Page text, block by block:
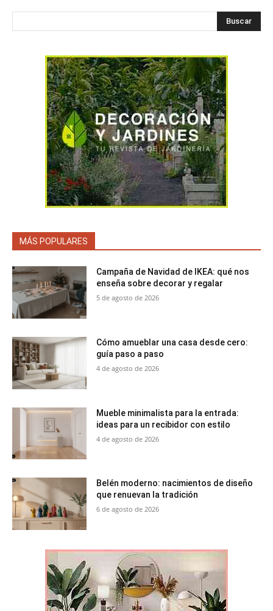
Buscar
MÁS POPULARES
Campaña de Navidad de IKEA: qué nos
enseña sobre decorar y regalar
5 de agosto de 2026
Cómo amueblar una casa desde cero:
guía paso a paso
4 de agosto de 2026
Mueble minimalista para la entrada:
ideas para un recibidor con estilo
4 de agosto de 2026
Belén moderno: nacimientos de diseño
que renuevan la tradición
6 de agosto de 2026